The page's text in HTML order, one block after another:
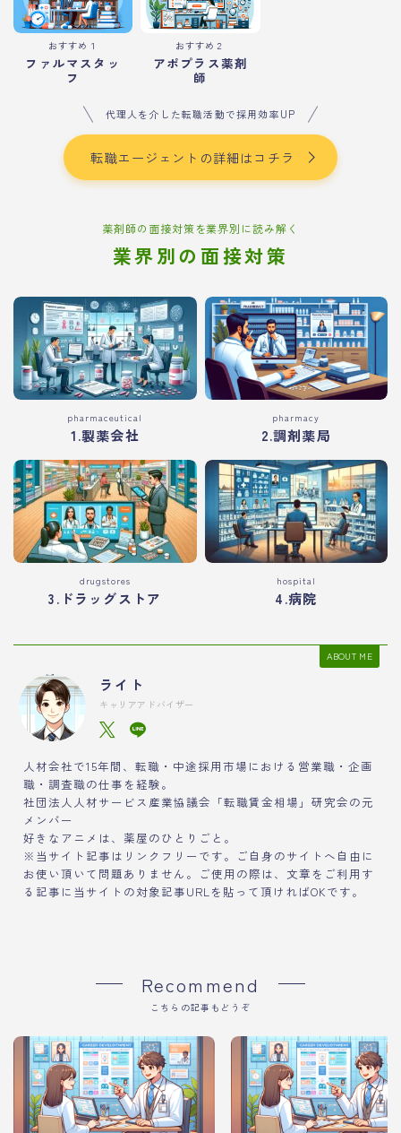
おすすめ１
ファルマスタッ
フ
おすすめ２
アポプラス薬剤
師
代理人を介した転職活動で採用効率UP
転職エージェントの詳細はコチラ
薬剤師の面接対策を業界別に読み解く
業界別の面接対策
pharmaceutical
1.製薬会社
pharmacy
2.調剤薬局
drugstores
3.ドラッグストア
hospital
4.病院
ABOUT ME
ライト
キャリアアドバイザー
人材会社で15年間、転職・中途採用市場における営業職・企画
職・調査職の仕事を経験。
社団法人人材サービス産業協議会「転職賃金相場」研究会の元
メンバー
好きなアニメは、薬屋のひとりごと。
※当サイト記事はリンクフリーです。ご自身のサイトへ自由に
お使い頂いて問題ありません。ご使用の際は、文章をご利用す
る記事に当サイトの対象記事URLを貼って頂ければOKです。
Recommend
こちらの記事もどうぞ